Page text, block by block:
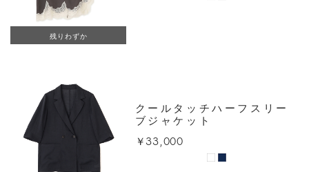
残りわずか
クールタッチハーフスリー
ブジャケット
￥33,000